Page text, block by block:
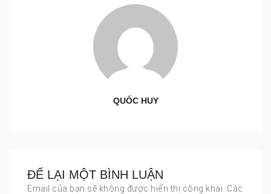
QUỐC HUY
ĐỂ LẠI MỘT BÌNH LUẬN
Email của bạn sẽ không được hiển thị công khai. Các